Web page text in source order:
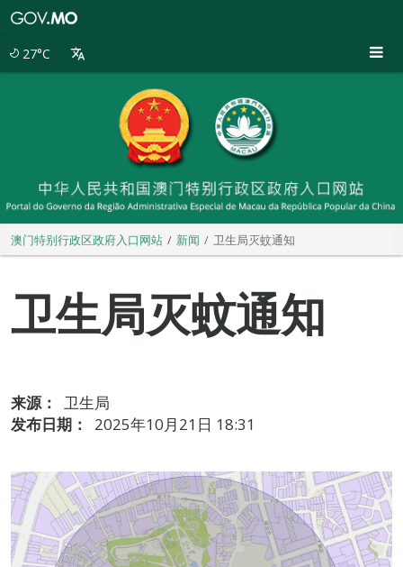
27°C
澳门特别行政区政府入口网站 新闻 卫生局灭蚊通知
卫生局灭蚊通知
来源：
卫生局
发布日期：
2025年10月21日 18:31